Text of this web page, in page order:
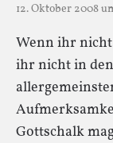
12. Oktober 2008
Wenn ihr
ihr nicht in
Gottschalk